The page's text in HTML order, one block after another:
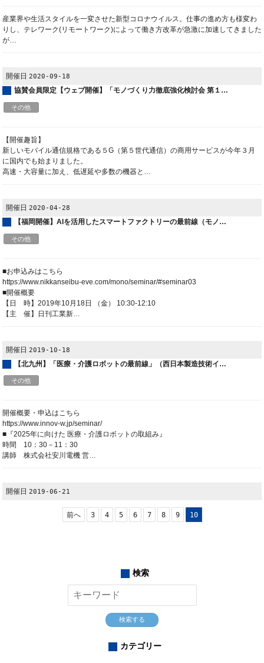
産業界や生活スタイルを一変させた新型コロナウイルス。仕事の進め方も様変わ
りし、テレワーク(リモートワーク)によって働き方改革が急激に加速してきました
が…
開催日 2020-09-18
協賛会員限定【ウェブ開催】「モノづくり力徹底強化検討会 第１…
その他
【開催趣旨】
新しいモバイル通信規格である５G（第５世代通信）の商用サービスが今年３月
に国内でも始まりました。
高速・大容量に加え、低遅延や多数の機器と…
開催日 2020-04-28
【福岡開催】AIを活用したスマートファクトリーの最前線（モノ…
その他
■お申込みはこちら
https://www.nikkanseibu-eve.com/mono/seminar/#seminar03
■開催概要
【日 時】2019年10月18日 （金） 10:30-12:10
【主 催】日刊工業新…
開催日 2019-10-18
【北九州】「医療・介護ロボットの最前線」（西日本製造技術イ…
その他
開催概要・申込はこちら
https://www.innov-w.jp/seminar/
■『2025年に向けた 医療・介護ロボットの取組み』
時間 10：30－11：30
講師 株式会社安川電機 営…
開催日 2019-06-21
前へ 3 4 5 6 7 8 9 10
検索
検索する
カテゴリー